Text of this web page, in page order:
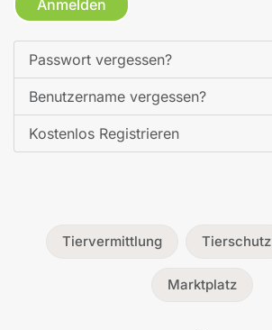
Anmelden
Passwort vergessen?
Benutzername vergessen?
Kostenlos Registrieren
Tiervermittlung Tierschutz
Marktplatz